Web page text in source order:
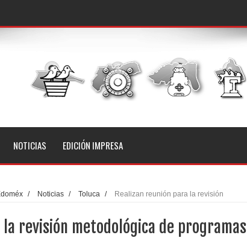
NOTICIAS EDICIÓN IMPRESA
/ Noticias / Toluca /
Realizan reunión para la revisión
la revisión metodológica de programas